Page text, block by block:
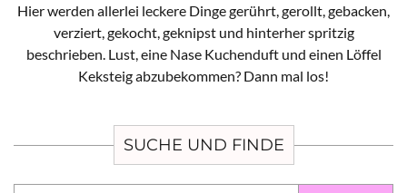
Hier werden allerlei leckere Dinge gerührt, gerollt, gebacken,
verziert, gekocht, geknipst und hinterher spritzig
beschrieben. Lust, eine Nase Kuchenduft und einen Löffel
Keksteig abzubekommen? Dann mal los!
SUCHE UND FINDE